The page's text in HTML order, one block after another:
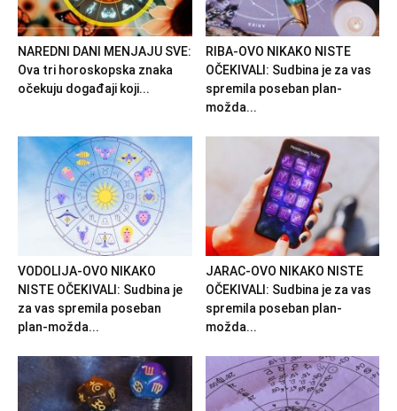
NAREDNI DANI MENJAJU SVE:
Ova tri horoskopska znaka
očekuju događaji koji...
RIBA-OVO NIKAKO NISTE
OČEKIVALI: Sudbina je za vas
spremila poseban plan-
možda...
VODOLIJA-OVO NIKAKO
NISTE OČEKIVALI: Sudbina je
za vas spremila poseban
plan-možda...
JARAC-OVO NIKAKO NISTE
OČEKIVALI: Sudbina je za vas
spremila poseban plan-
možda...